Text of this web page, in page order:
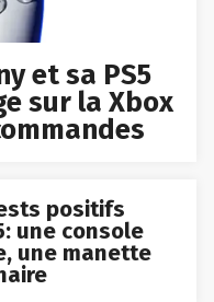
et sa PS5
sur la Xbox
positifs
une console
une manette